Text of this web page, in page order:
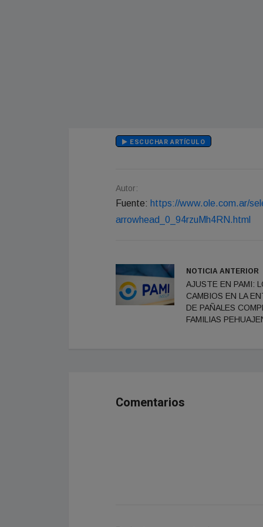
ESCUCHAR ARTÍCULO
Autor:
Fuente: https://www.ole.com.ar/
arrowhead_0_94rzuMh4RN.html
NOTICIA ANTERIOR
AJUSTE EN PAMI:
CAMBIOS EN LA
DE PAÑALES
FAMILIAS
Comentarios